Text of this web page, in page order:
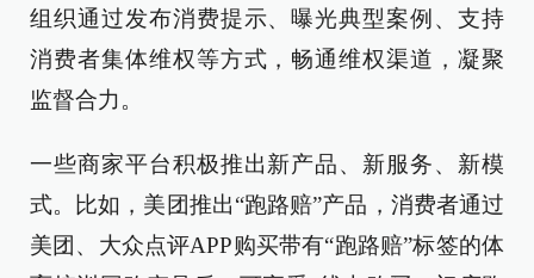
组织通过发布消费提示、曝光典型案例、支持
消费者集体维权等方式，畅通维权渠道，凝聚
监督合力。
一些商家平台积极推出新产品、新服务、新模
式。比如，美团推出“跑路赔”产品，消费者通过
美团、大众点评APP购买带有“跑路赔”标签的体